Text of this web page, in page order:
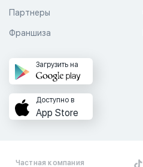
Партнеры
Франшиза
Загрузить на
Доступно в
App Store
Частная компания